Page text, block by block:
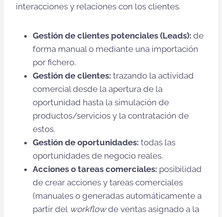
interacciones y relaciones con los clientes.
Gestión de clientes potenciales (Leads): de
forma manual o mediante una importación
por fichero.
Gestión de clientes: trazando la actividad
comercial desde la apertura de la
oportunidad hasta la simulación de
productos/servicios y la contratación de
estos.
Gestión de oportunidades: todas las
oportunidades de negocio reales.
Acciones o tareas comerciales: posibilidad
de crear acciones y tareas comerciales
(manuales o generadas automáticamente a
partir del workflowde ventas asignado a la